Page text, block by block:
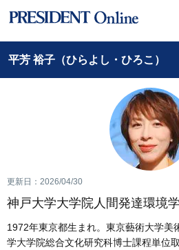
平芳 裕子（ひらよし・ひろこ）
更新日：2026/04/30
神戸大学大学院人間発達環境
1972年東京都生まれ。東京藝術大学美
学大学院総合文化研究科博士課程単位